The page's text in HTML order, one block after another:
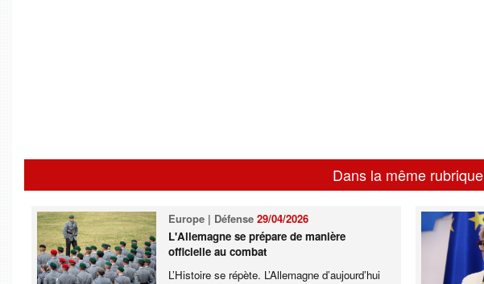
Dans la même rubrique
Europe | Défense29/04/2026
L'Allemagne se prépare de manière
officielle au combat
L’Histoire se répète. L’Allemagne d’aujourd’hui